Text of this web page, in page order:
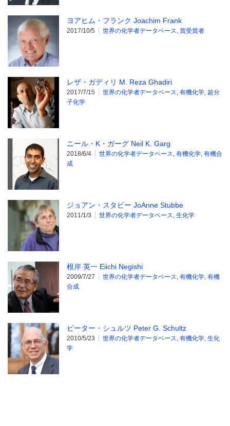
ヨアヒム・フランク Joachim Frank
2017/10/5 世界の化学者データベース, 賞受賞者
レザ・ガディリ M. Reza Ghadiri
2017/7/15 世界の化学者データベース, 有機化学, 超分
子化学
ニール・K・ガーグ Neil K. Garg
2018/6/4 世界の化学者データベース, 有機化学, 有機合
成
ジョアン・スタビー JoAnne Stubbe
2011/1/3 世界の化学者データベース, 生化学
根岸 英一 Eiichi Negishi
2009/7/27 世界の化学者データベース, 有機化学, 有機
合成
ピーター・シュルツ Peter G. Schultz
2010/5/23 世界の化学者データベース, 有機化学, 生化
学